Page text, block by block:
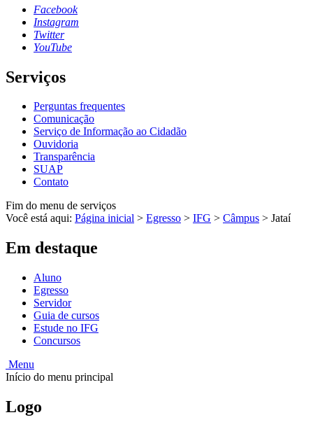
Facebook
Instagram
Twitter
YouTube
Serviços
Perguntas frequentes
Comunicação
Serviço de Informação ao Cidadão
Ouvidoria
Transparência
SUAP
Contato
Fim do menu de serviços
Você está aqui: Página inicial > Egresso > IFG > Câmpus > Jataí
Em destaque
Aluno
Egresso
Servidor
Guia de cursos
Estude no IFG
Concursos
Menu
Início do menu principal
Logo